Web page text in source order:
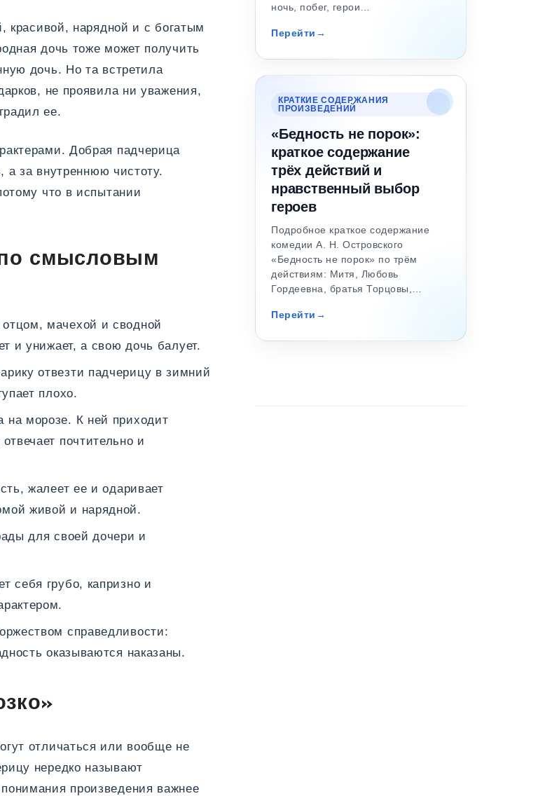
красивой, нарядной и с богатым
дочь тоже может получить
дочь. Но та встретила
не проявила ни уважения,
ее.
Добрая падчерица
а за внутреннюю чистоту.
что в испытании
по смысловым
мачехой и сводной
и унижает, а свою дочь балует.
отвезти падчерицу в зимний
плохо.
на морозе. К ней приходит
почтительно и
жалеет ее и одаривает
живой и нарядной.
для своей дочери и
себя грубо, капризно и
справедливости:
оказываются наказаны.
отличаться или вообще не
нередко называют
произведения важнее
ночь, побег, герои…
Перейти
КРАТКИЕ СОДЕРЖАНИЯ
ПРОИЗВЕДЕНИЙ
«Бедность не порок»:
краткое содержание
трёх действий и
нравственный выбор
героев
Подробное краткое содержание
комедии А. Н. Островского
«Бедность не порок» по трём
действиям: Митя, Любовь
Гордеевна, братья Торцовы,…
Перейти